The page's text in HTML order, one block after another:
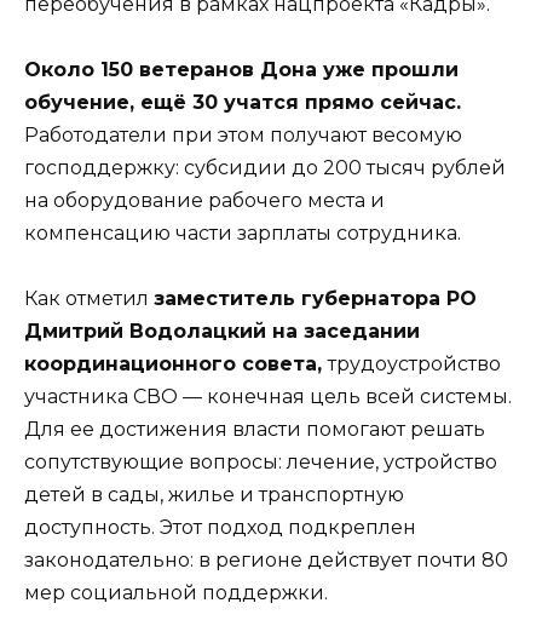
Около 150 ветеранов Дона уже прошли
обучение, ещё 30 учатся прямо сейчас.
Работодатели при этом получают весомую
господдержку: субсидии до 200 тысяч рублей
на оборудование рабочего места и
компенсацию части зарплаты сотрудника.
Как отметил заместитель губернатора РО
Дмитрий Водолацкий на заседании
координационного совета,трудоустройство
участника СВО — конечная цель всей системы.
Для ее достижения власти помогают решать
сопутствующие вопросы: лечение, устройство
детей в сады, жилье и транспортную
доступность. Этот подход подкреплен
законодательно: в регионе действует почти 80
мер социальной поддержки.